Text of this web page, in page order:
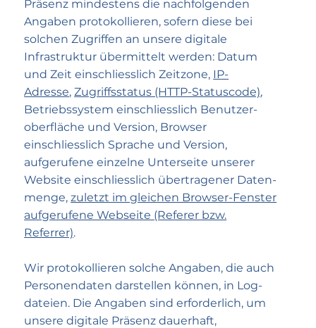
Präsenz mindestens die nach­folgenden
Angaben protokollieren, sofern diese bei
solchen Zugriffen an unsere digitale
Infrastruktur übermittelt werden: Datum
und Zeit einschliesslich Zeitzone, IP-
Adresse,Zugriffs­status (HTTP-Statuscode),
Betriebs­system einschliesslich Benutzer­
oberfläche und Version, Browser
einschliesslich Sprache und Version,
aufgerufene einzelne Unterseite unserer
Website einschliesslich übertragener Daten­
menge,zuletzt im gleichen Browser-Fenster
aufgerufene Webseite (Referer bzw.
Referrer).
Wir protokollieren solche Angaben, die auch
Personen­daten darstellen können, in Log­
dateien. Die Angaben sind erforderlich, um
unsere digitale Präsenz dauerhaft,